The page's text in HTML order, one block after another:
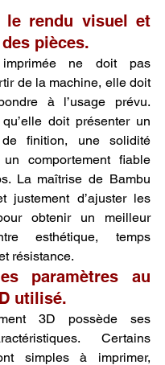
le rendu visuel et
pièces.
ne doit pas
de la machine, elle doit
à l’usage prévu.
doit présenter un
finition, une solidité
comportement fiable
La maîtrise de Bambu
justement d’ajuster les
obtenir un meilleur
esthétique, temps
résistance.
paramètres au
utilisé.
3D possède ses
Certains
simples à imprimer,